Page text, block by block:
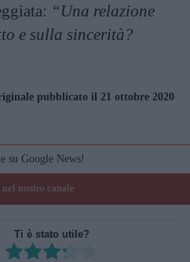
“Una relazione
e sulla sincerità?
pubblicato il 21 ottobre 2020
su Google News!
nel nostro canale
Ti è stato utile?
this item: